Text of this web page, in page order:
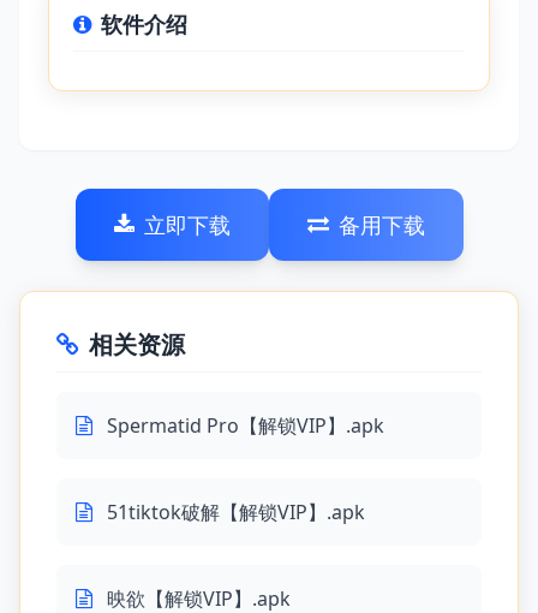
软件介绍
立即下载 备用下载
相关资源
Spermatid Pro【解锁VIP】.apk
51tiktok破解【解锁VIP】.apk
映欲【解锁VIP】.apk